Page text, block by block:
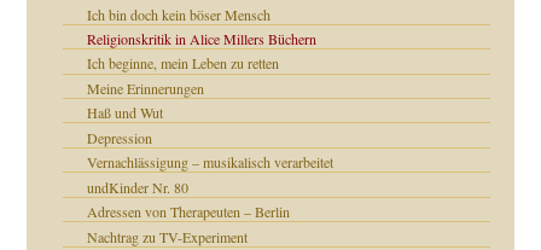
voller Absicht!"
Ich bin doch kein böser Mensch
Religionskritik in Alice Millers Büchern
Ich beginne, mein Leben zu retten
Meine Erinnerungen
Haß und Wut
Depression
Vernachlässigung – musikalisch verarbeitet
undKinder Nr. 80
Adressen von Therapeuten – Berlin
Nachtrag zu TV-Experiment